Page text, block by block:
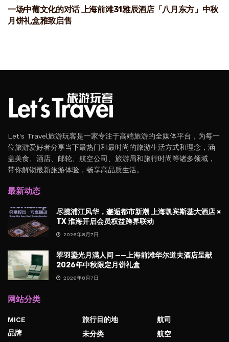
一场中葡文化的对话 上海前滩31雅辰酒店「八月东方」中秋
月饼礼盒雅致启售
Let's Travel旅游玩客是一家专注于高端旅游的全媒体平台，为每一
位旅游爱好者分享当下最热门和最时尚的旅游生活方式和理念，涵
盖美食、酒店、邮轮、航空公司、旅游局和旅行时尚等诸多领域，
带你解锁最新旅游体验，畅享高品质生活。
最新动态
尽揽浦江风华，邂逅都市新潮 上海凯宾斯基大酒店 ×
TX 淮海开启会员权益跨界联动
2026年8月7日
翠羽鎏光月满人间 ——上海前滩华尔道夫酒店呈献
2026年中秋限定月饼礼盒
2026年8月7日
网站分类
MICE
品牌
旅行目的地
未分类
航司
航空